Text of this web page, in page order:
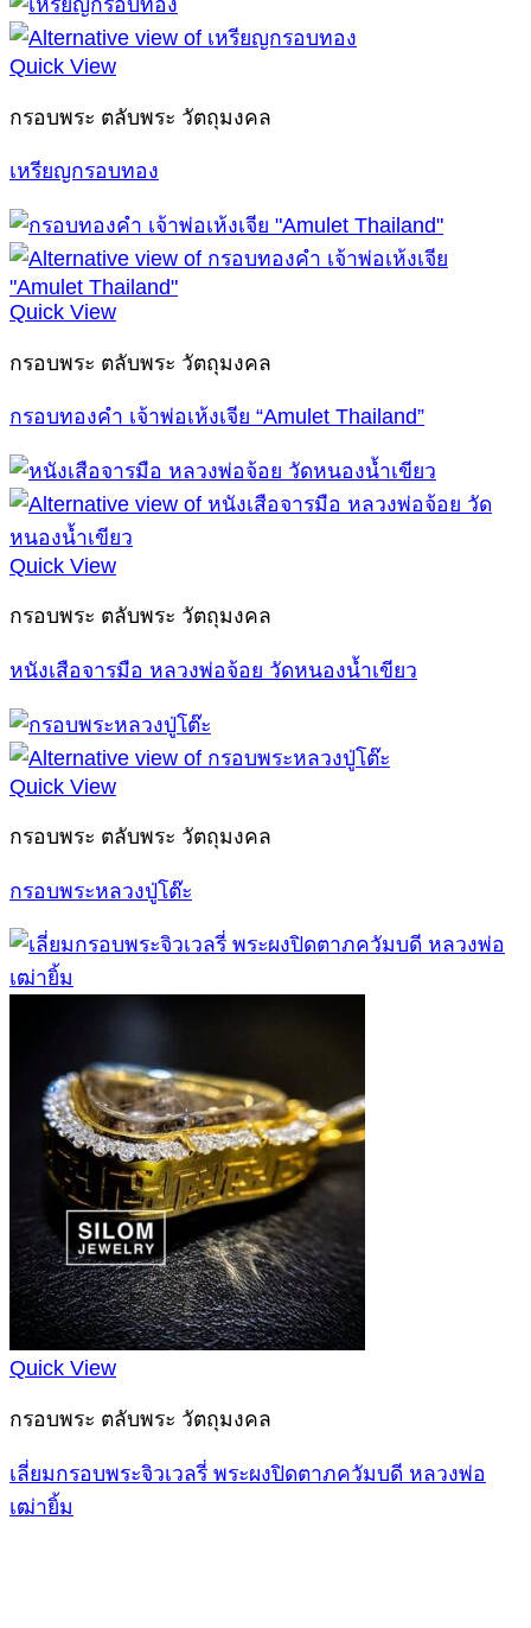
Quick View
กรอบพระ ตลับพระ วัตถุมงคล
เหรียญกรอบทอง
Quick View
กรอบพระ ตลับพระ วัตถุมงคล
กรอบทองคำ เจ้าพ่อเห้งเจีย “Amulet Thailand”
Quick View
กรอบพระ ตลับพระ วัตถุมงคล
หนังเสือจารมือ หลวงพ่อจ้อย วัดหนองน้ำเขียว
Quick View
กรอบพระ ตลับพระ วัตถุมงคล
กรอบพระหลวงปู่โต๊ะ
Quick View
กรอบพระ ตลับพระ วัตถุมงคล
เลี่ยมกรอบพระจิวเวลรี่ พระผงปิดตาภควัมบดี หลวงพ่อ
เฒ่ายิ้ม